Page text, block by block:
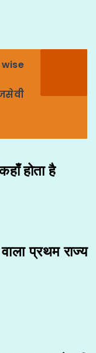
होता है
प्रथम राज्य